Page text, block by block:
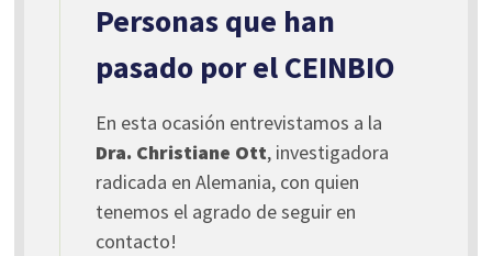
Personas que han
pasado por el CEINBIO
En esta ocasión entrevistamos a la
Dra. Christiane Ott, investigadora
radicada en Alemania, con quien
tenemos el agrado de seguir en
contacto!